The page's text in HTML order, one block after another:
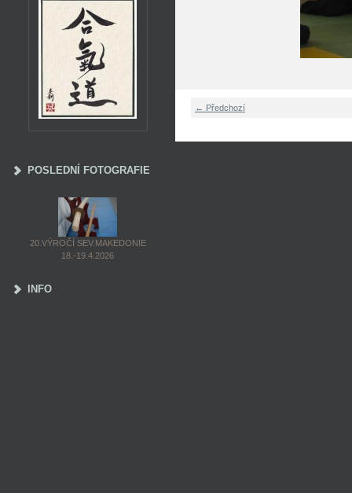
← Předchozí
POSLEDNÍ FOTOGRAFIE
20.VÝROČÍ SEV.MAKEDONIE
18.-19.4.2026
INFO